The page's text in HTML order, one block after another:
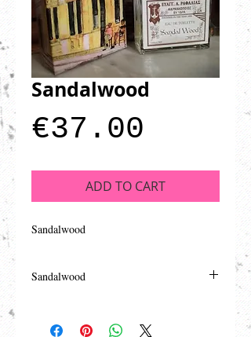
Sandalwood
€37.00
ADD TO CART
Sandalwood
Sandalwood